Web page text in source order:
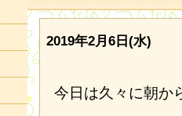
2019年2月6日(水)
今日は久々に朝か